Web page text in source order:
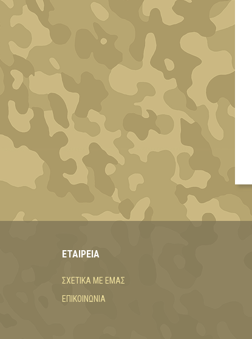
ΕΤΑΙΡΕΊΑ
ΣΧΕΤΙΚΆ ΜΕ ΕΜΆΣ
ΕΠΙΚΟΙΝΩΝΊΑ